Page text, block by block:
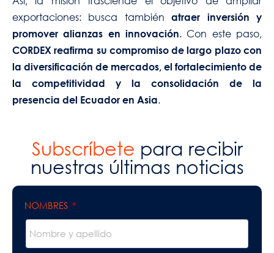
exportaciones: busca tambiénatraer inversión y
promover alianzas en innovación. Con este paso,
CORDEX reafirma su compromiso de largo plazo con
la diversificación de mercados, el fortalecimiento de
la competitividad y la consolidación de la
presencia del Ecuador en Asia.
Subscríbete para recibir
nuestras últimas noticias
NOMBRES